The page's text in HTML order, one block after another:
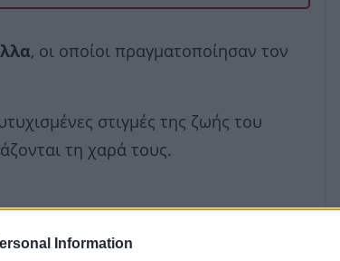
Information
, οι οποίοι πραγματοποίησαν τον
στιγμές της ζωής του
τη χαρά τους.